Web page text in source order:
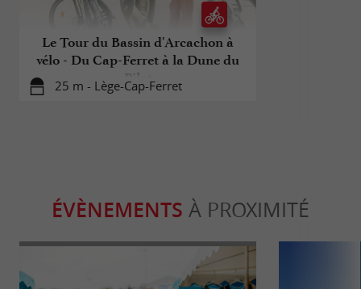
Le Tour du Bassin d'Arcachon à
vélo - Du Cap-Ferret à la Dune du
Pilat
25 m - Lège-Cap-Ferret
ÉVÈNEMENTS À PROXIMITÉ